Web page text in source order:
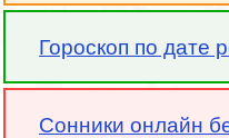
Гороскоп по дате
Сонники онлайн